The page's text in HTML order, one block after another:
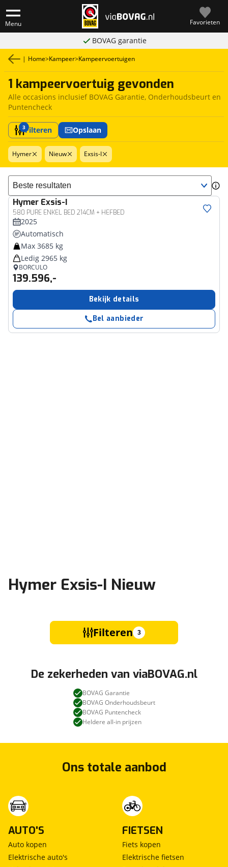
Menu Favorieten
BOVAG garantie
| Home>Kampeer>Kampeervoertuigen
1 kampeervoertuig gevonden
Alle occasions inclusief BOVAG Garantie, Onderhoudsbeurt en
Puntencheck
3Filteren Opslaan
Hymer Nieuw Exsis-I
Sorteer resultaten
Hymer Exsis-I
580 PURE ENKEL BED 214CM + HEFBED
2025
Automatisch
Max 3685 kg
Ledig 2965 kg
BORCULO
139.596,-
Bekijk details
Bel aanbieder
Hymer Exsis-I Nieuw
Filteren 3
De zekerheden van viaBOVAG.nl
BOVAG Garantie
BOVAG Onderhoudsbeurt
BOVAG Puntencheck
Heldere all-in prijzen
Ons totale aanbod
AUTO'S
Auto kopen
Elektrische auto's
FIETSEN
Fiets kopen
Elektrische fietsen